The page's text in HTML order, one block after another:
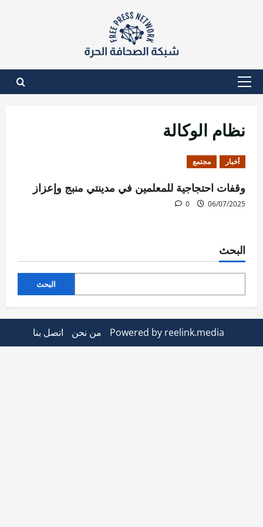
القائمة
نظام الوكالة
أخبار مجتمع
وقفات احتجاجية للمعلمين في مدينتي منبج وإعزاز
06/07/2025
0
البحث
البحث
Powered by reelink.media من نحن اتصل بنا